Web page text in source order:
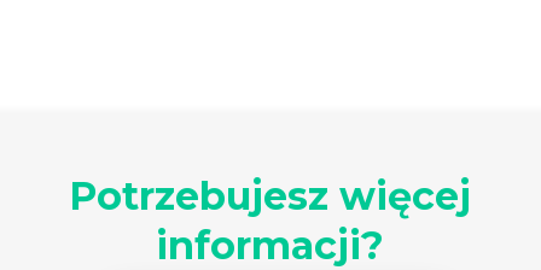
Potrzebujesz więcej
informacji?